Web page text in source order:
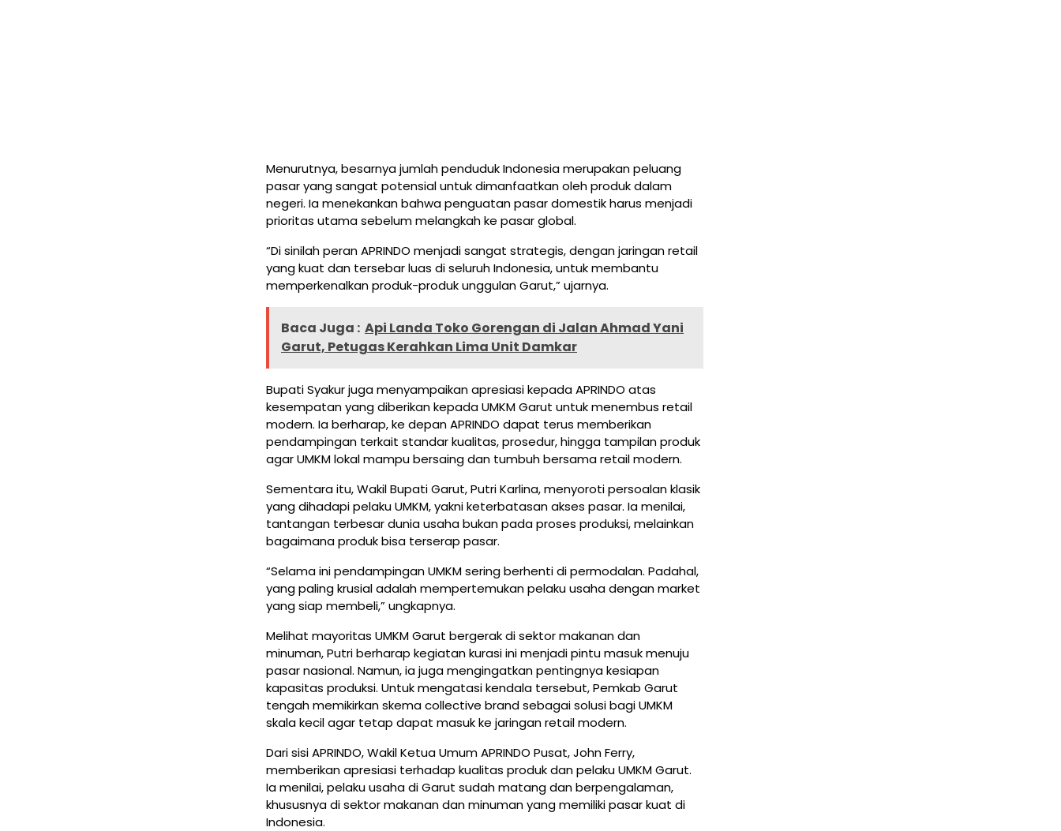
Menurutnya, besarnya jumlah penduduk Indonesia merupakan peluang
pasar yang sangat potensial untuk dimanfaatkan oleh produk dalam
negeri. Ia menekankan bahwa penguatan pasar domestik harus menjadi
prioritas utama sebelum melangkah ke pasar global.
“Di sinilah peran APRINDO menjadi sangat strategis, dengan jaringan retail
yang kuat dan tersebar luas di seluruh Indonesia, untuk membantu
memperkenalkan produk-produk unggulan Garut,” ujarnya.
Baca Juga : Api Landa Toko Gorengan di Jalan Ahmad Yani
Garut, Petugas Kerahkan Lima Unit Damkar
Bupati Syakur juga menyampaikan apresiasi kepada APRINDO atas
kesempatan yang diberikan kepada UMKM Garut untuk menembus retail
modern. Ia berharap, ke depan APRINDO dapat terus memberikan
pendampingan terkait standar kualitas, prosedur, hingga tampilan produk
agar UMKM lokal mampu bersaing dan tumbuh bersama retail modern.
Sementara itu, Wakil Bupati Garut, Putri Karlina, menyoroti persoalan klasik
yang dihadapi pelaku UMKM, yakni keterbatasan akses pasar. Ia menilai,
tantangan terbesar dunia usaha bukan pada proses produksi, melainkan
bagaimana produk bisa terserap pasar.
“Selama ini pendampingan UMKM sering berhenti di permodalan. Padahal,
yang paling krusial adalah mempertemukan pelaku usaha dengan market
yang siap membeli,” ungkapnya.
Melihat mayoritas UMKM Garut bergerak di sektor makanan dan
minuman, Putri berharap kegiatan kurasi ini menjadi pintu masuk menuju
pasar nasional. Namun, ia juga mengingatkan pentingnya kesiapan
kapasitas produksi. Untuk mengatasi kendala tersebut, Pemkab Garut
tengah memikirkan skema collective brand sebagai solusi bagi UMKM
skala kecil agar tetap dapat masuk ke jaringan retail modern.
Dari sisi APRINDO, Wakil Ketua Umum APRINDO Pusat, John Ferry,
memberikan apresiasi terhadap kualitas produk dan pelaku UMKM Garut.
Ia menilai, pelaku usaha di Garut sudah matang dan berpengalaman,
khususnya di sektor makanan dan minuman yang memiliki pasar kuat di
Indonesia.